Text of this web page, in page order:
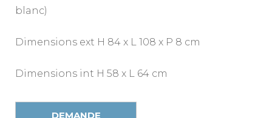
blanc)
Dimensions ext H 84 x L 108 x P 8 cm
Dimensions int H 58 x L 64 cm